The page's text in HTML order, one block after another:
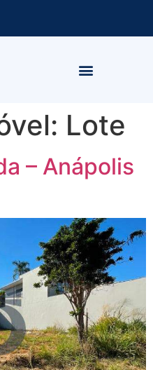
Lote
– Anápolis